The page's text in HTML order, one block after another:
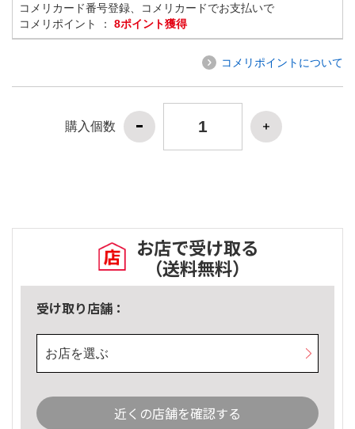
コメリカード番号登録、コメリカードでお支払いで
コメリポイント ： 8ポイント獲得
コメリポイントについて
購入個数
お店で受け取る
（送料無料）
受け取り店舗：
お店を選ぶ
近くの店舗を確認する